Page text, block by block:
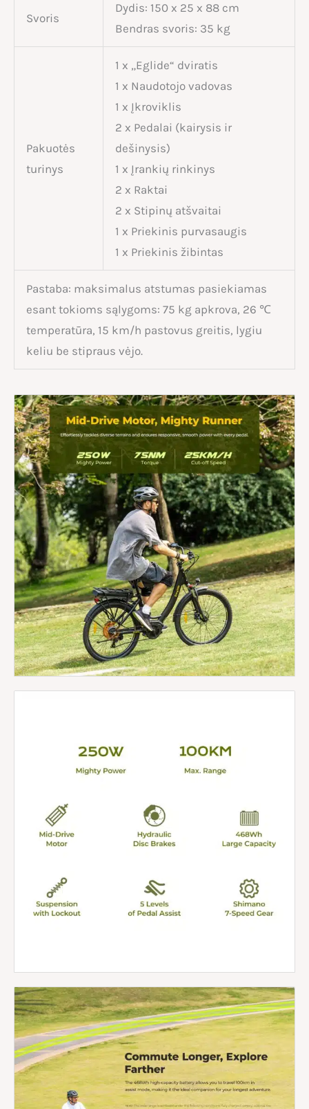
Svoris
Dydis: 150 x 25 x 88 cm
Bendras svoris: 35 kg
Pakuotės
turinys
1 x „Eglide“ dviratis
1 x Naudotojo vadovas
1 x Įkroviklis
2 x Pedalai (kairysis ir
dešinysis)
1 x Įrankių rinkinys
2 x Raktai
2 x Stipinų atšvaitai
1 x Priekinis purvasaugis
1 x Priekinis žibintas
Pastaba: maksimalus atstumas pasiekiamas
esant tokioms sąlygoms: 75 kg apkrova, 26 ℃
temperatūra, 15 km/h pastovus greitis, lygiu
keliu be stipraus vėjo.